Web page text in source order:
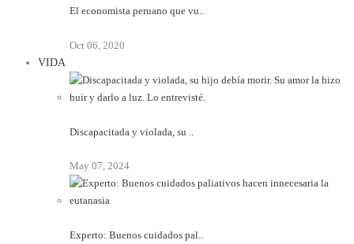
El economista peruano que vu..
Oct 06, 2020
VIDA
Discapacitada y violada, su ..
May 07, 2024
Experto: Buenos cuidados pal..